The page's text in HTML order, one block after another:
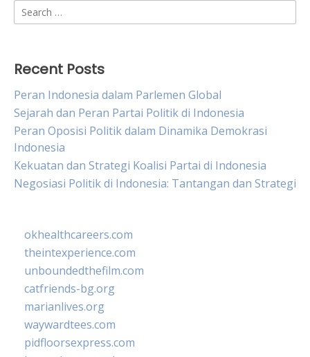
Search
for:
Recent Posts
Peran Indonesia dalam Parlemen Global
Sejarah dan Peran Partai Politik di Indonesia
Peran Oposisi Politik dalam Dinamika Demokrasi
Indonesia
Kekuatan dan Strategi Koalisi Partai di Indonesia
Negosiasi Politik di Indonesia: Tantangan dan Strategi
okhealthcareers.com
theintexperience.com
unboundedthefilm.com
catfriends-bg.org
marianlives.org
waywardtees.com
pidfloorsexpress.com